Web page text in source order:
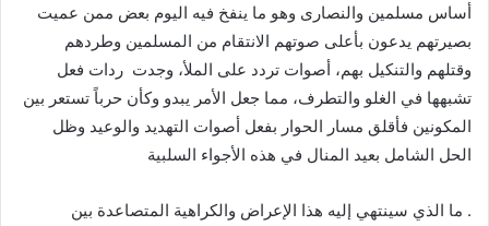
أساس مسلمين والنصارى وهو ما ينفخ فيه اليوم بعض ممن عميت
بصيرتهم يدعون بأعلى صوتهم الانتقام من المسلمين وطردهم
وقتلهم والتنكيل بهم، أصوات تردد على الملأ، وجدت ردات فعل
تشبهها في الغلو والتطرف، مما جعل الأمر يبدو وكأن حرباً تستعر بين
المكونين فأقلق مسار الحوار بفعل أصوات التهديد والوعيد وظل
الحل الشامل بعيد المنال في هذه الأجواء السلبية
. ما الذي سينتهي إليه هذا الإعراض والكراهية المتصاعدة بين